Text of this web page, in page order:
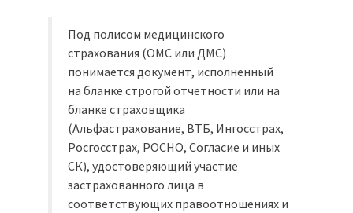
Под полисом медицинского
страхования (ОМС или ДМС)
понимается документ, исполненный
на бланке строгой отчетности или на
бланке страховщика
(Альфастрахование, ВТБ, Ингосстрах,
Росгосстрах, РОСНО, Согласие и иных
СК), удостоверяющий участие
застрахованного лица в
соответствующих правоотношениях и